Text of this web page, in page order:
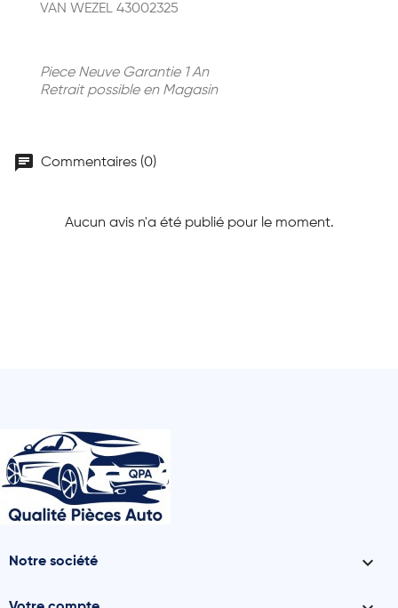
VAN WEZEL 43002325
Piece Neuve Garantie 1 An
Retrait possible en Magasin
chat Commentaires (0)
Aucun avis n'a été publié pour le moment.
Notre société 